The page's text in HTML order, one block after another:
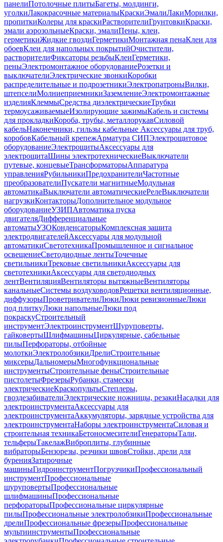
панелиПотолочные плитыБагеты, молдинги,
уголкиЛакокрасочные материалыКраскиЭмалиЛакиМорилки,
пропиткиКолеры для краскиРастворителиГрунтовкиКраски,
эмали аэрозольныеКраски, эмалиПены, клеи,
герметикиЖидкие гвоздиГерметикиМонтажная пенаКлеи для
обоевКлеи для напольных покрытийОчистители,
растворителиФиксаторы резьбыКлеиГерметики,
пеныЭлектромонтажное оборудованиеРозетки и
выключателиЭлектрические звонкиКоробки
распределительные и подрозетникиЭлектропатроныВилки,
штепселиМолниеприемникиЗаземлениеЭлектромонтажные
изделияКлеммыСредства диэлектрическиеТрубки
термоусаживаемыеИзолирующие зажимыКабель и системы
для прокладкиКороба, трубы, металлорукавСиловой
кабельНаконечники, гильзы кабельные Аксессуары для труб,
коробовКабельный крепежАрматура СИПЭлектрощитовое
оборудованиеЭлектрощитыАксессуары для
электрощитаШины электротехническиеВыключатели
путевые, концевыеТрансформаторыАппаратура
управленияРубильникиПредохранителиЧастотные
преобразователиПускатели магнитныеМодульная
автоматикаВыключатели автоматическиеРелеВыключатели
нагрузкиКонтакторыДополнительное модульное
оборудованиеУЗИПАвтоматика пуска
двигателяДифференциальные
автоматыУЗОКонденсаторыКомплексная защита
электродвигателейАксессуары для модульной
автоматикиСветотехникаПромышленное и сигнальное
освещениеСветодиодные лентыТочечные
светильникиТрековые светильникиАксессуары для
светотехникиАксессуары для светодиодных
лентВентиляцияВентиляторы вытяжныеВентиляторы
канальныеСистемы воздуховодовРешетки вентиляционные,
диффузорыПроветривателиЛюкиЛюки ревизионныеЛюки
под плиткуЛюки напольныеЛюки под
покраскуСтроительный
инструментЭлектроинструментШуруповерты,
гайковертыШлифмашиныЦиркулярные, сабельные
пилыПерфораторы, отбойные
молоткиЭлектролобзикиДрелиСтроительные
миксерыДальномерыМногофункциональные
инструментыСтроительные феныСтроительные
пистолетыФрезерыРубанки, стамески
электрическиеКраскопультыСтеплеры,
гвоздезабивателиЭлектрические ножницы, резакиНасадки для
электроинструментаАксессуары для
электроинструментаАккумуляторы, зарядные устройства для
электроинструментаНаборы электроинструментаСиловая и
строительная техникаБетоносмесителиГенераторыТали,
тельферыТакелажВиброплиты, глубинные
вибраторыБензорезы, резчики швовСтойки, дрели для
буренияЗатирочные
машиныГидроинструментПогрузчикиПрофессиональный
инструментПрофессиональные
шуруповертыПрофессиональные
шлифмашиныПрофессиональные
перфораторыПрофессиональные циркулярные
пилыПрофессиональные электролобзикиПрофессиональные
дрелиПрофессиональные фрезерыПрофессиональные
мультиинструментыПрофессиональные